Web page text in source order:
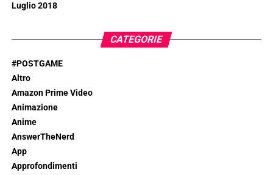
Luglio 2018
CATEGORIE
#POSTGAME
Altro
Amazon Prime Video
Animazione
Anime
AnswerTheNerd
App
Approfondimenti